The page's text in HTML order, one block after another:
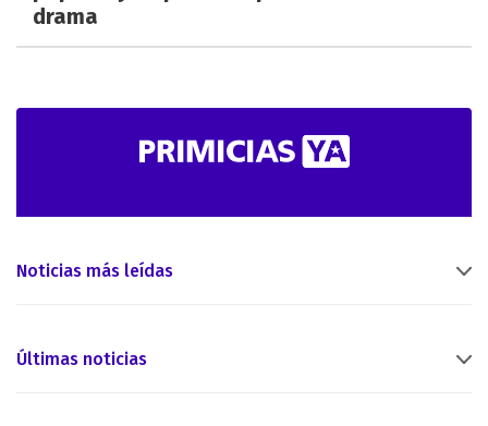
drama
Noticias más leídas
Últimas noticias